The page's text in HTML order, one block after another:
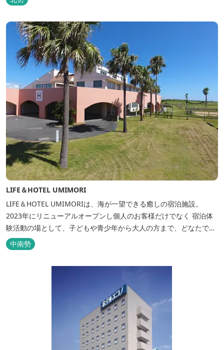
適です。
LIFE＆HOTEL UMIMORI
LIFE＆HOTEL UMIMORIは、海が一望できる癒しの宿泊施設。
2023年にリニューアルオープンし個人のお客様だけでなく 宿泊体
験活動の場として、子どもや青少年から大人の方まで、どなたでも
ご利用いただけます。 ヨットやボート・カヤックをはじめとするマ
リンアクティビティや併設する海の乗馬倶楽部エルカバージョでの
乗馬体験が可能！ 小中学生や団体様向けに海の自然体験教室も開催
中南勢